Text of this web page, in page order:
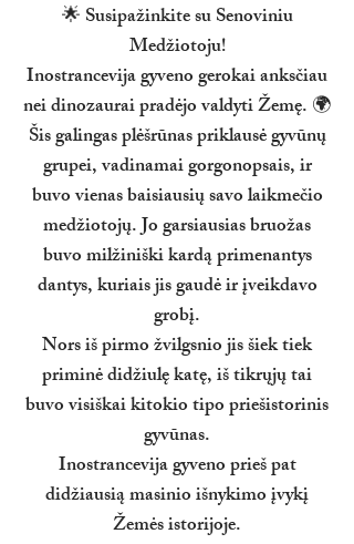
🌟 Susipažinkite su Senoviniu
Medžiotoju!
Inostrancevija gyveno gerokai anksčiau
nei dinozaurai pradėjo valdyti Žemę. 🌍
Šis galingas plėšrūnas priklausė gyvūnų
grupei, vadinamai gorgonopsais, ir
buvo vienas baisiausių savo laikmečio
medžiotojų. Jo garsiausias bruožas
buvo milžiniški kardą primenantys
dantys, kuriais jis gaudė ir įveikdavo
grobį.
Nors iš pirmo žvilgsnio jis šiek tiek
priminė didžiulę katę, iš tikrųjų tai
buvo visiškai kitokio tipo priešistorinis
gyvūnas.
Inostrancevija gyveno prieš pat
didžiausią masinio išnykimo įvykį
Žemės istorijoje.